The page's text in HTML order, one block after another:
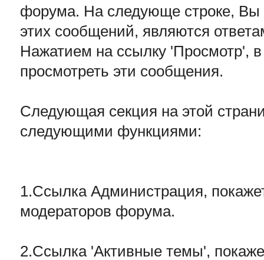
форума. На следующе строке, Вы
этих сообщений, являются
Нажатием на ссылку 'Просмотр',
просмотреть эти сообщения.
Следующая секция на этой
следующими функциями:
1.Ссылка Администрация,
модераторов форума.
2.Ссылка 'Активные темы',